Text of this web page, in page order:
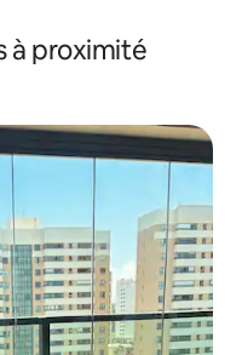
à proximité
plus aimés